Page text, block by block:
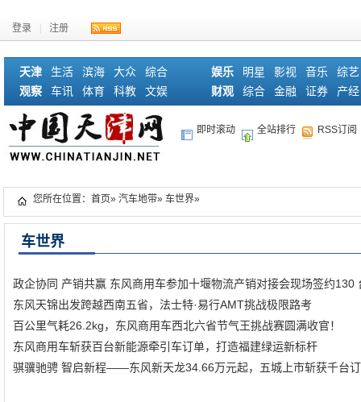
登录 注册
天津 生活 滨海 大众
综合
观察
车讯 体育 科教 文娱
娱乐 明星 影视 音乐
综艺
财观
综合 金融 证券 产经
即时滚动 全站排行 RSS订阅
您所在位置： 首页» 汽车地带» 车世界»
车世界
政企协同 产销共赢 东风商用车参加十堰物流产销对接会现场签约130
东风天锦出发跨越西南五省，法士特·易行AMT挑战极限路考
百公里气耗26.2kg，东风商用车西北六省节气王挑战赛圆满收官！
东风商用车斩获百台新能源牵引车订单，打造福建绿运新标杆
骐骥驰骋 智启新程——东风新天龙34.66万元起，五城上市斩获千台